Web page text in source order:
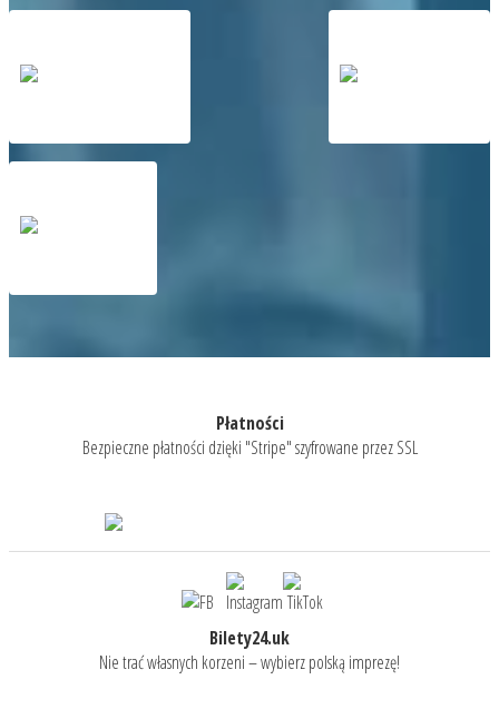
Płatności
Bezpieczne płatności dzięki "Stripe" szyfrowane przez SSL
Bilety24.uk
Nie trać własnych korzeni – wybierz polską imprezę!